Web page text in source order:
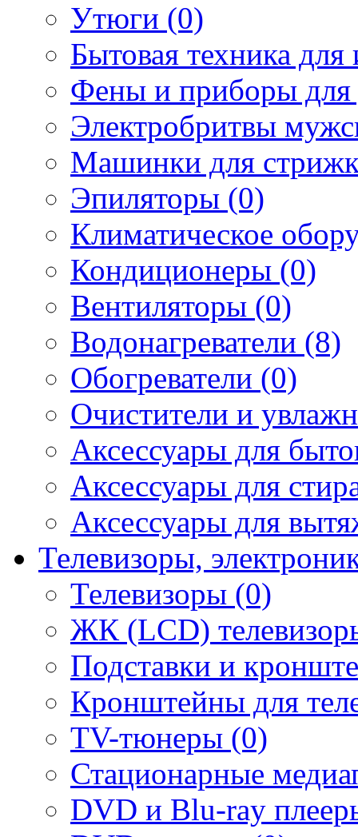
Утюги (0)
Бытовая техника
Фены и приборы для
Электробритвы
Машинки для
Эпиляторы (0)
Климатическое
Кондиционеры (0)
Вентиляторы (0)
Водонагреватели (8)
Обогреватели (0)
Очистители и
Аксессуары для
Аксессуары для
Аксессуары для
Телевизоры,
Телевизоры (0)
ЖК (LCD)
Подставки и
Кронштейны для
TV-тюнеры (0)
Стационарные
DVD и Blu-ray